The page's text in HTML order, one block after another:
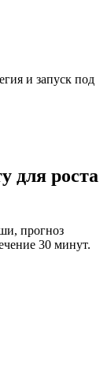
и запуск под
для роста
прогноз
30 минут.